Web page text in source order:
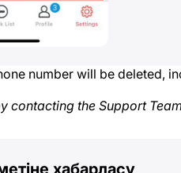
number will be deleted,
contacting the Support
хабарласу